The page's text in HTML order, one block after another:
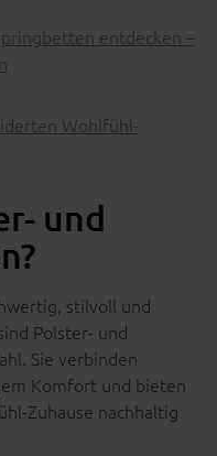
entdecken –
Wohlfühl-
und
stilvoll und
Polster- und
Sie verbinden
Komfort und bieten
Zuhause nachhaltig